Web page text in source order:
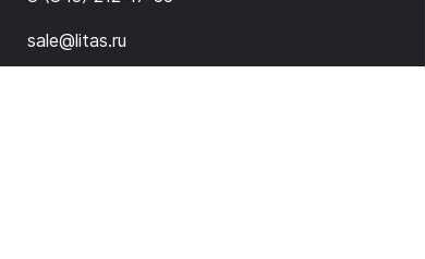
sale@litas.ru